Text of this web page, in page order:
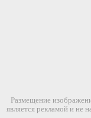
Размещение
является рекламой и не